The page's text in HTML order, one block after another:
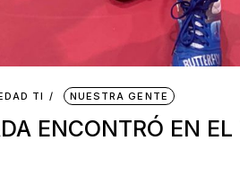
TI NUESTRA GENTE
ENCONTRÓ EN